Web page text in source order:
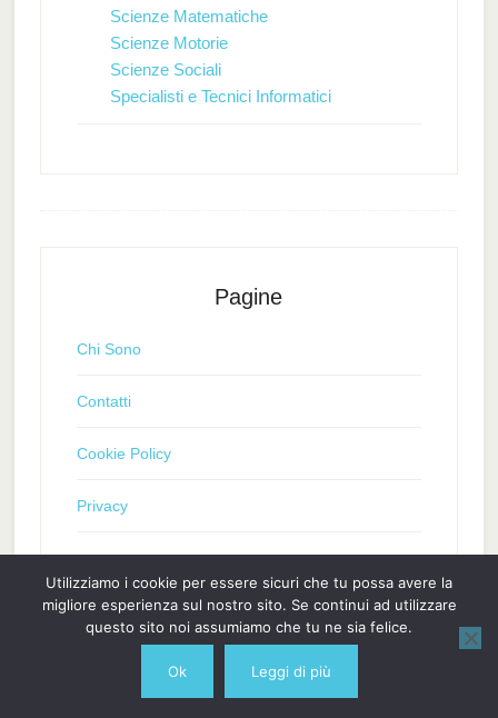
Scienze Matematiche
Scienze Motorie
Scienze Sociali
Specialisti e Tecnici Informatici
Pagine
Chi Sono
Contatti
Cookie Policy
Privacy
Utilizziamo i cookie per essere sicuri che tu possa avere la
migliore esperienza sul nostro sito. Se continui ad utilizzare
questo sito noi assumiamo che tu ne sia felice.
Ok Leggi di più